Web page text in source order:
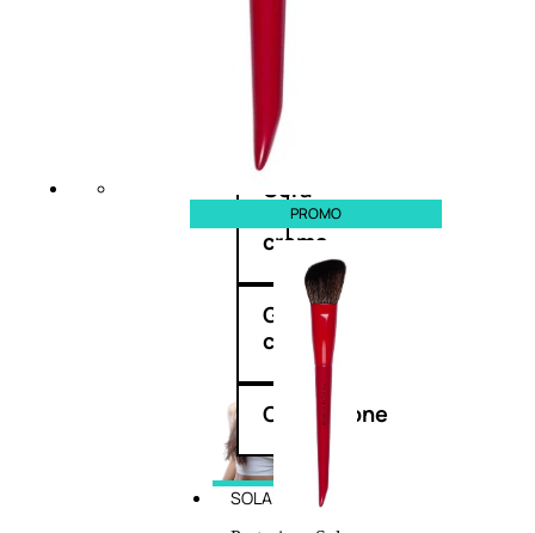
cristalli
Spray
Cera
crema
Gel
capelli
Colorazione
SOLARI
PROMO